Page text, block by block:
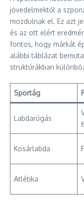
jövedelmektől a
mozdulnak el. Ez azt
és az ott elért
fontos, hogy márkát
alábbi táblázat
struktúrákban
Sportág
Labdarúgás
Kosárlabda
Atlétika